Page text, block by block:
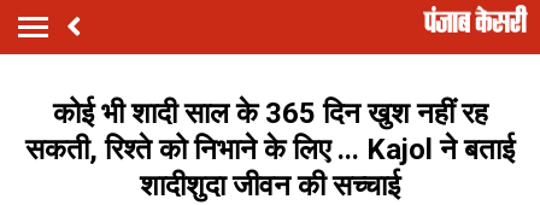
कोई भी शादी साल के 365 दिन खुश नहीं रह
सकती, रिश्ते को निभाने के लिए ... Kajol ने बताई
शादीशुदा जीवन की सच्चाई